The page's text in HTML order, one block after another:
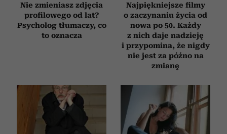
Nie zmieniasz zdjęcia
profilowego od lat?
Psycholog tłumaczy, co
to oznacza
Najpiękniejsze filmy
o zaczynaniu życia od
nowa po 50. Każdy
z nich daje nadzieję
i przypomina, że nigdy
nie jest za późno na
zmianę